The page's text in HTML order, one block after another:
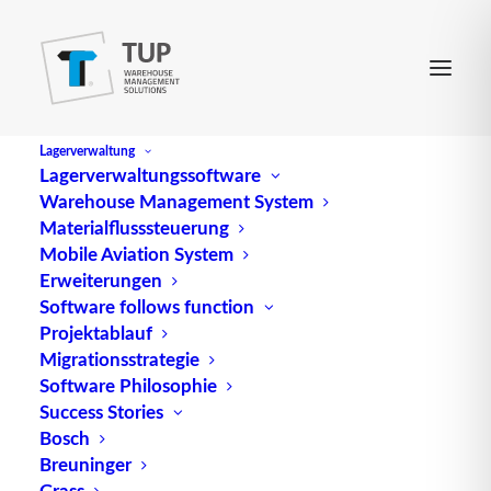
Lagerverwaltung
Lagerverwaltungssoftware
Warehouse Management System
Materialflusssteuerung
Mobile Aviation System
Erweiterungen
Software follows function
Projektablauf
Migrationsstrategie
Software Philosophie
Success Stories
Bosch
Breuninger
LEH
Abk. für Lebensmitteleinzelhandel (engl.
trade)
Quelle: logipedia / Fraunhofer IML